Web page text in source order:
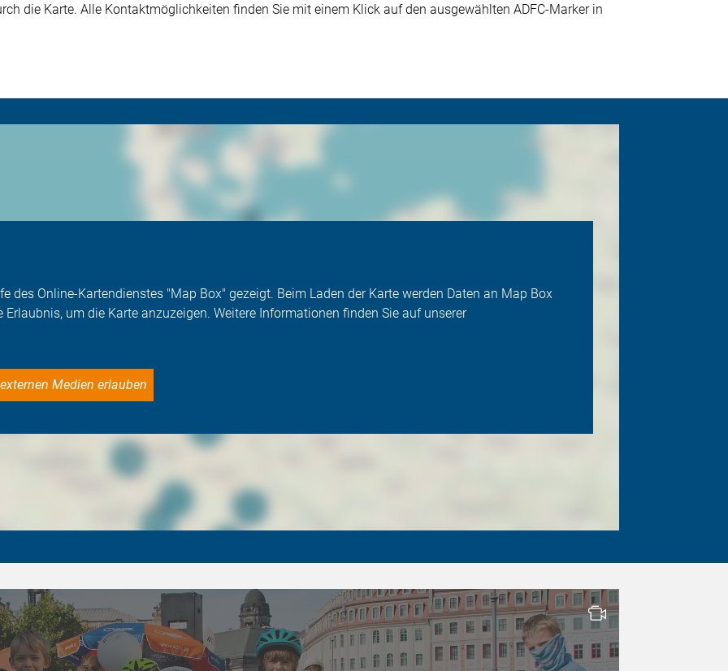
die Karte. Alle Kontaktmöglichkeiten finden Sie mit einem Klick auf den ausgewählten ADFC-Marker in
des Online-Kartendienstes "Map Box" gezeigt. Beim Laden der Karte werden Daten an Map Box
Erlaubnis, um die Karte anzuzeigen. Weitere Informationen finden Sie auf unserer
externen Medien erlauben